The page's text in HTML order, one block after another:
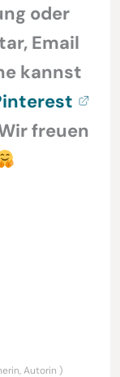
oder
Email
kannst
freuen
Autorin )